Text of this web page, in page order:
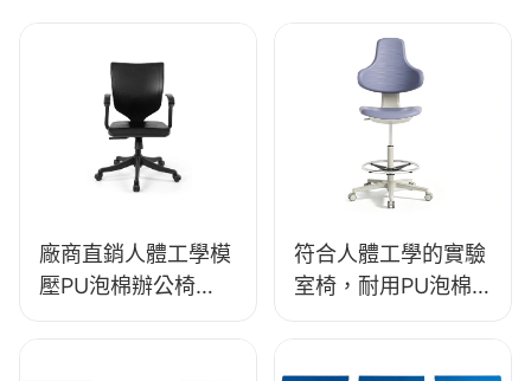
廠商直銷人體工學模
壓PU泡棉辦公椅
IC091 合偉座椅
符合人體工學的實驗
室椅，耐用PU泡棉
材質，LD13 HEWEI